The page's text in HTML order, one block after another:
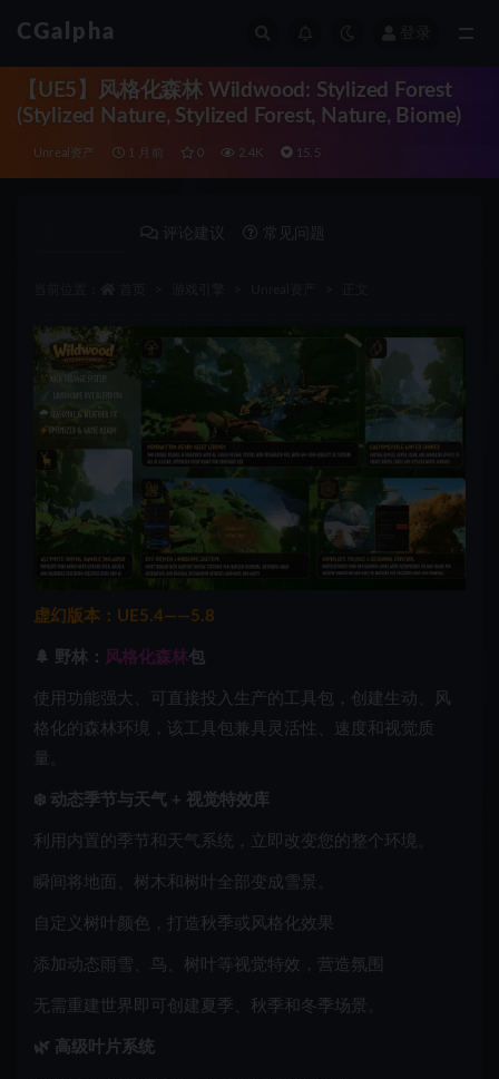
CGalpha
【UE5】风格化森林 Wildwood: Stylized Forest
(Stylized Nature, Stylized Forest, Nature, Biome)
Unreal资产 1 月前 0 2.4K 15.5
评论建议 常见问题
虚幻版本：UE5.4——5.8
🌲 野林： 风格化森林包
使用功能强大、可直接投入生产的工具包，创建生动、风
格化的森林环境，该工具包兼具灵活性、速度和视觉质
❄️ 动态季节与天气 + 视觉特效库
利用内置的季节和天气系统，立即改变您的整个环境。
瞬间将地面、树木和树叶全部变成雪景。
自定义树叶颜色，打造秋季或风格化效果
添加动态雨雪、鸟、树叶等视觉特效，营造氛围
无需重建世界即可创建夏季、秋季和冬季场景。
🌿 高级叶片系统